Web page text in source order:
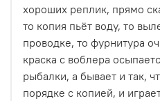
хороших реплик, прямо
то копия пьёт воду, то
проводке, то фурнитура
краска с воблера
рыбалки, а бывает и так,
порядке с копией, и